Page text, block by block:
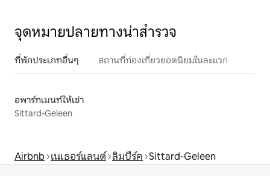
จุดหมายปลายทางน่าสำรวจ
ที่พักประเภทอื่นๆ สถานที่ท่องเที่ยวยอดนิยมในละแวก
อพาร์ทเมนท์ให้เช่า
Sittard-Geleen
Airbnb เนเธอร์แลนด์ ลิมบืร์ค Sittard-Geleen